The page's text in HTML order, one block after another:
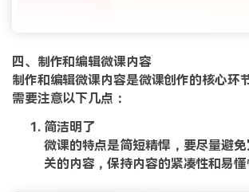
四、制作和编辑微课内容
制作和编辑微课内容是微课创作的核心环
需要注意以下几点：
简洁明了
微课的特点是简短精悍，要尽量避
关的内容，保持内容的紧凑性和易懂